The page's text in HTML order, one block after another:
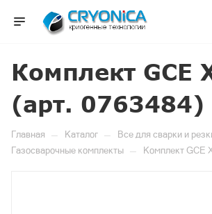
Комплект GCE
(арт. 0763484)
Главная — Каталог — Все для сварки и
Газосварочные комплекты — Комплект GCE